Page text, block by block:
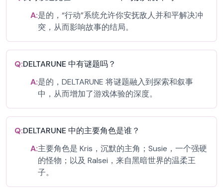
A:是的，“行动”系统允许你安抚敌人并和平解决冲
突，从而影响故事的结局。
Q:DELTARUNE 中有谜题吗？
A:是的，DELTARUNE 将谜题融入到探索和叙事
中，从而增加了游戏体验的深度。
Q:DELTARUNE 中的主要角色是谁？
A:主要角色是 Kris，沉默的主角；Susie，一个强硬
的怪物；以及 Ralsei，来自黑暗世界的温柔王
子。